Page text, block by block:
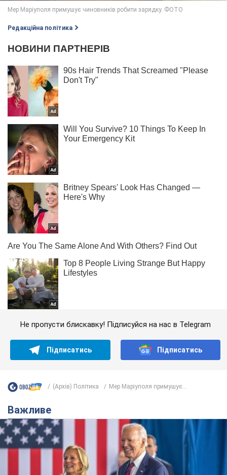
Редакційна політика
Не пропусти блискавку! Підписуйся на нас в Telegram
Підписатись Підписатись
(Архів) Політика Мер Маріуполя примушує...
Важливе